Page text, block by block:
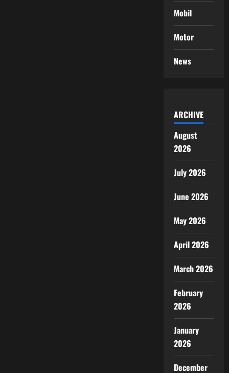
Mobil
Motor
News
ARCHIVE
August
2026
July 2026
June 2026
May 2026
April 2026
March 2026
February
2026
January
2026
December